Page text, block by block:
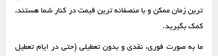
ترین زمان ممکن و با منصفانه ترین قیمت در کنار شما هستند،
کمک بگیرید.
ما به صورت فوری، نقدی و بدون تعطیلی (حتی در ایام تعطیل